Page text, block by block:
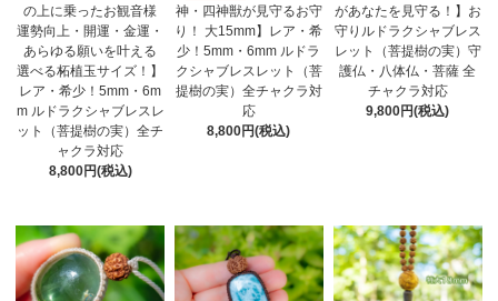
の上に乗ったお観音様
運勢向上・開運・金運・
あらゆる願いを叶える
選べる柘植玉サイズ！】
レア・希少！5mm・6m
m ルドラクシャブレスレ
ット（菩提樹の実）全チ
ャクラ対応
8,800円(税込)
神・四神獣が見守るお守
り！ 大15mm】レア・希
少！5mm・6mm ルドラ
クシャブレスレット（菩
提樹の実）全チャクラ対
応
8,800円(税込)
があなたを見守る！】お
守りルドラクシャブレス
レット（菩提樹の実）守
護仏・八体仏・菩薩 全
チャクラ対応
9,800円(税込)